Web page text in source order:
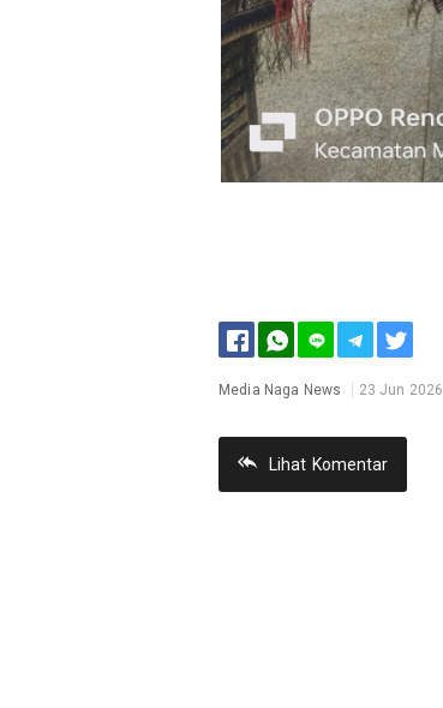
Media Naga News
23 Jun 2026
Lihat Komentar